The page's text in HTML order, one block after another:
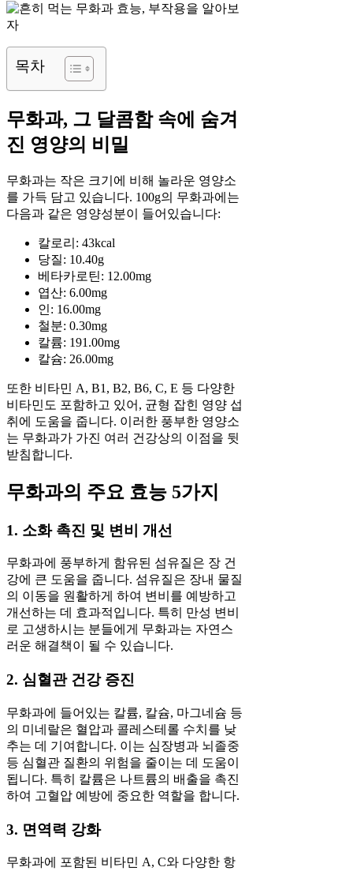
목차
무화과, 그 달콤함 속에 숨겨
진 영양의 비밀
무화과는 작은 크기에 비해 놀라운 영양소
를 가득 담고 있습니다. 100g의 무화과에는
다음과 같은 영양성분이 들어있습니다:
칼로리: 43kcal
당질: 10.40g
베타카로틴: 12.00mg
엽산: 6.00mg
인: 16.00mg
철분: 0.30mg
칼륨: 191.00mg
칼슘: 26.00mg
또한 비타민 A, B1, B2, B6, C, E 등 다양한
비타민도 포함하고 있어, 균형 잡힌 영양 섭
취에 도움을 줍니다. 이러한 풍부한 영양소
는 무화과가 가진 여러 건강상의 이점을 뒷
받침합니다.
무화과의 주요 효능 5가지
1. 소화 촉진 및 변비 개선
무화과에 풍부하게 함유된 섬유질은 장 건
강에 큰 도움을 줍니다. 섬유질은 장내 물질
의 이동을 원활하게 하여 변비를 예방하고
개선하는 데 효과적입니다. 특히 만성 변비
로 고생하시는 분들에게 무화과는 자연스
러운 해결책이 될 수 있습니다.
2. 심혈관 건강 증진
무화과에 들어있는 칼륨, 칼슘, 마그네슘 등
의 미네랄은 혈압과 콜레스테롤 수치를 낮
추는 데 기여합니다. 이는 심장병과 뇌졸중
등 심혈관 질환의 위험을 줄이는 데 도움이
됩니다. 특히 칼륨은 나트륨의 배출을 촉진
하여 고혈압 예방에 중요한 역할을 합니다.
3. 면역력 강화
무화과에 포함된 비타민 A, C와 다양한 항